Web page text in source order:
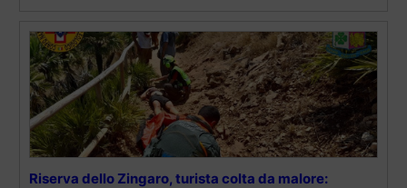
Riserva dello Zingaro, turista colta da malore: